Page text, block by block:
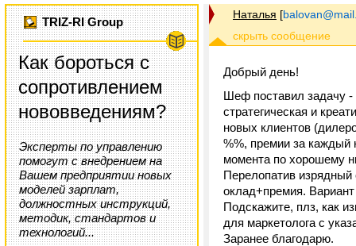
TRIZ-RI Group
Как бороться с
сопротивлением
нововведениям?
Эксперты по управлению
помогут с внедрением на
Вашем предприятии новых
моделей зарплат,
должностных инструкций,
методик, стандартов и
технологий...
Наталья [
Добрый день!
Шеф поставил задачу -
стратегическая и
новых клиентов
%%, премии за каждый
момента по хорошему
Перелопатив
оклад+премия. Вариант
Подскажите, плз, как
для маркетолога с
Заранее благодарю.